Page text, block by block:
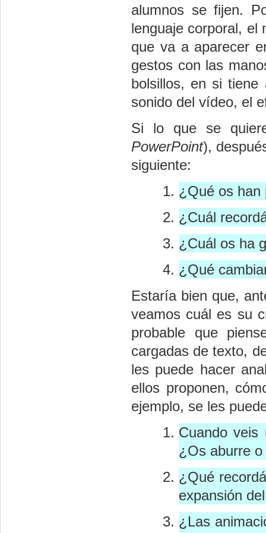
alumnos se fijen.
lenguaje corporal, el
que va a aparecer
gestos con las
bolsillos, en si
sonido del vídeo, el
Si lo que se
PowerPoint),
siguiente:
¿Qué os han
¿Cuál
¿Cuál os ha
¿Qué
Estaría bien que,
veamos cuál es su
probable que
cargadas de texto,
les puede hacer
ellos proponen,
ejemplo, se les
Cuando
¿Os aburre
¿Qué
expansión
¿Las